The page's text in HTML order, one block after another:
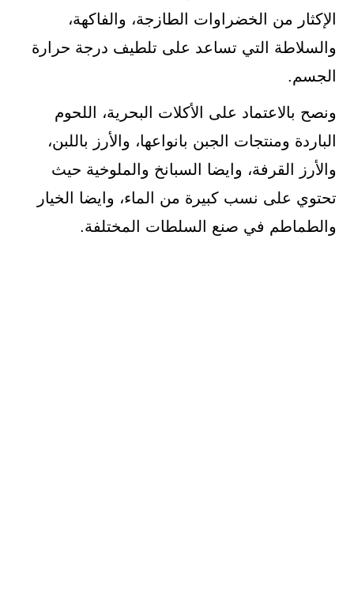
الإكثار من الخضراوات الطازجة، والفاكهة،
والسلاطة التي تساعد على تلطيف درجة حرارة
الجسم.
ونصح بالاعتماد على الأكلات البحرية، اللحوم
الباردة ومنتجات الجبن بانواعها، والأرز باللبن،
والأرز القرفة، وايضا السبانخ والملوخية حيث
تحتوي على نسب كبيرة من الماء، وايضا الخيار
والطماطم في صنع السلطات المختلفة.